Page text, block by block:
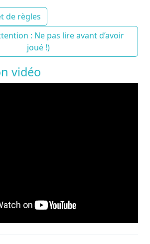
de règles
: Ne pas lire avant d’avoir
joué !)
vidéo